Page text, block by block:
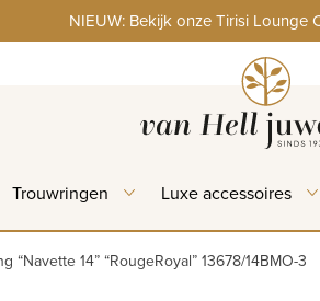
NIEUW: Bekijk onze Tirisi Lounge
Trouwringen Luxe accessoires
“Navette 14” “RougeRoyal” 13678/14BMO-3